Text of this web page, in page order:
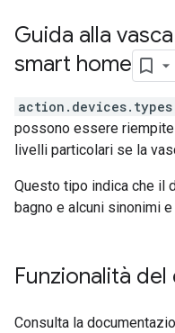
Guida alla
smart home
possono essere
livelli particolari se la
Questo tipo indica che il
bagno e alcuni sinonimi
Funzionalità
Consulta la